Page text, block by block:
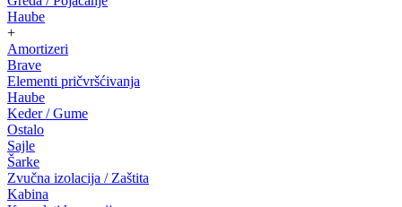
Haube
+
Amortizeri
Brave
Elementi pričvršćivanja
Haube
Keder / Gume
Ostalo
Sajle
Šarke
Zvučna izolacija / Zaštita
Kabina